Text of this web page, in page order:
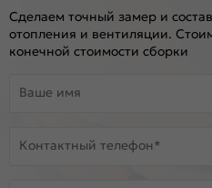
Сделаем точный замер и
отопления и вентиляции.
конечной стоимости сборки
Ваше имя
Контактный телефон*